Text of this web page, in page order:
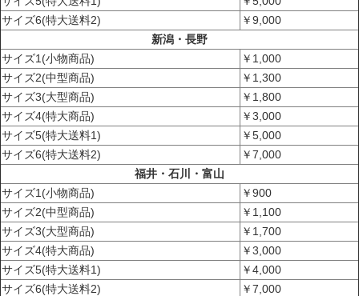
サイズ6(特大送料2)
￥9,000
新潟・長野
サイズ1(小物商品)
￥1,000
サイズ2(中型商品)
￥1,300
サイズ3(大型商品)
￥1,800
サイズ4(特大商品)
￥3,000
サイズ5(特大送料1)
￥5,000
サイズ6(特大送料2)
￥7,000
福井・石川・富山
サイズ1(小物商品)
￥900
サイズ2(中型商品)
￥1,100
サイズ3(大型商品)
￥1,700
サイズ4(特大商品)
￥3,000
サイズ5(特大送料1)
￥4,000
サイズ6(特大送料2)
￥7,000